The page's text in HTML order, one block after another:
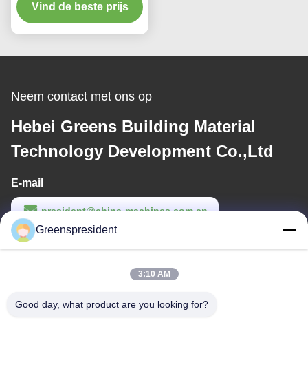
Stof met een
Productiesnelheid van 5-
Vind de beste prijs
Neem contact met ons op
Hebei Greens Building Material
Technology Development Co.,Ltd
E-mail
president@china-machines.com.cn
Werktijd
Greenspresident
3:10 AM
Good day, what product are you looking for?